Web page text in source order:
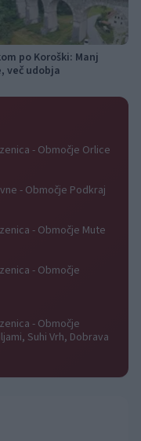
po Koroški: Manj
več udobja
- Območje Orlice
- Območje Podkraj
- Območje Mute
- Območje
- Območje
Suhi Vrh, Dobrava